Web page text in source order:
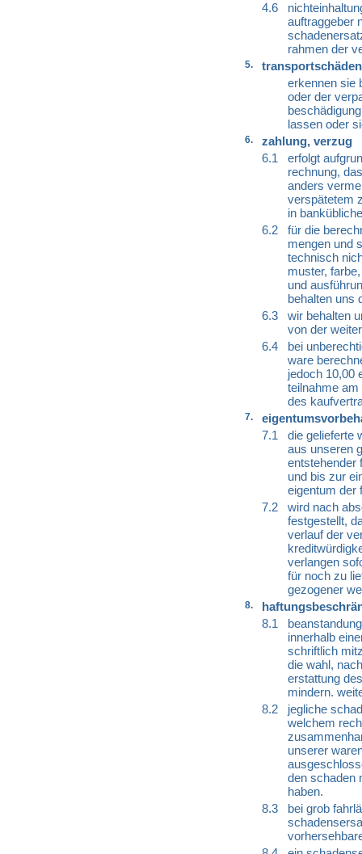
4.6
auftraggeber
rahmen der
5.
transportschäden
erkennen sie
oder der
lassen oder
6.
zahlung, verzug
6.1
erfolgt
rechnung,
anders
verspätetem
in
6.2
für die
mengen und
technisch
muster,
und
behalten uns
6.3
wir behalten
von der
6.4
bei
ware
jedoch 10,00
teilnahme
des
7.
7.1
die gelieferte
aus unseren
entstehender
und bis zur
eigentum der
7.2
wird nach
festgestellt,
verlauf der
verlangen
für noch zu
gezogener
8.
8.1
innerhalb
schriftlich
die wahl,
erstattung
mindern.
8.2
jegliche
welchem
unserer
den schaden
haben.
8.3
bei grob